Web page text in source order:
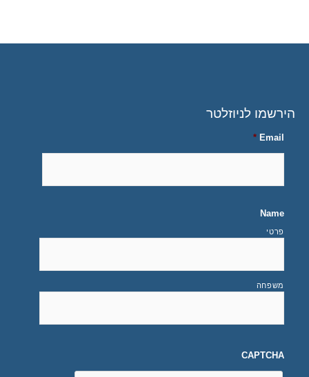
הירשמו לניוזלטר
Email
*
Name
פרטי
משפחה
CAPTCHA